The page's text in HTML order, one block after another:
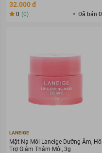
32.000 đ
0 (0) Đã bán 0
LANEIGE
Mặt Nạ Môi Laneige Dưỡng Ẩm, Hỗ
Trợ Giảm Thâm Môi, 3g